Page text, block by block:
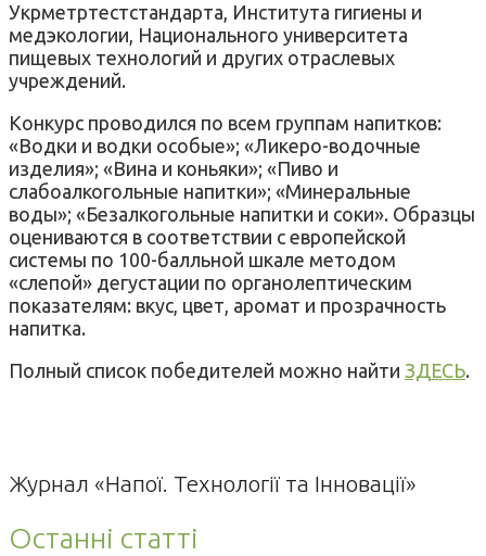
Укрметртестстандарта, Института гигиены и
медэкологии, Национального университета
пищевых технологий и других отраслевых
учреждений.
Конкурс проводился по всем группам напитков:
«Водки и водки особые»; «Ликеро-водочные
изделия»; «Вина и коньяки»; «Пиво и
слабоалкогольные напитки»; «Минеральные
воды»; «Безалкогольные напитки и соки». Образцы
оцениваются в соответствии с европейской
системы по 100-балльной шкале методом
«слепой» дегустации по органолептическим
показателям: вкус, цвет, аромат и прозрачность
напитка.
Полный список победителей можно найти ЗДЕСЬ.
Журнал «Напої. Технології та Інновації»
Останні статті